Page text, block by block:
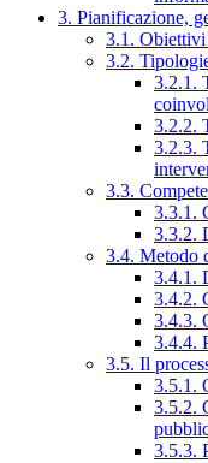
3. Pianificazione,
3.1.
3.2.
3.2.1.
3.2.2.
3.2.3.
3.3.
3.3.1.
3.3.2.
3.4. Metodo
3.4.1.
3.4.2.
3.4.3.
3.4.4.
3.5. Il
3.5.1.
3.5.2.
3.5.3.